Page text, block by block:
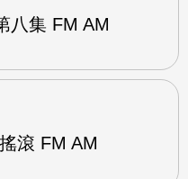
八集 FM AM
滾 FM AM